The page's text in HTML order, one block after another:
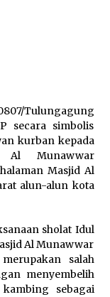
Malut Pimpin
Lapas
Ikuti Donor
Kementerian
Percepat
Perorangan
Maluku Utara
Tulungagung
secara simbolis
kurban kepada
Munawwar
Masjid Al
alun-alun kota
sholat Idul
Al Munawwar
salah
menyembelih
sebagai